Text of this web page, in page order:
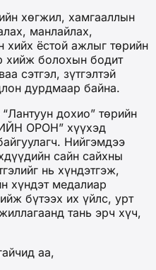
хөгжил, хамгааллын
манлайлах,
хийх ёстой ажлыг төрийн
хийж болохын бодит
сэтгэл, зүтгэлтэй
дурдмаар байна.
“Лантуун дохио” төрийн
ОРОН” хүүхэд
Нийгэмдээ
сайн сайхны
нь хүндэтгэж,
хүндэт медалиар
бүтээх их үйлс, урт
тань эрч хүч,
аа,